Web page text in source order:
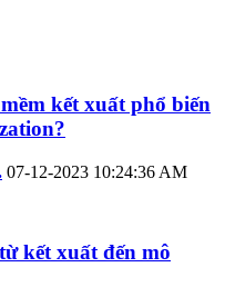
kết xuất phổ biến
07-12-2023 10:24:36 AM
kết xuất đến mô